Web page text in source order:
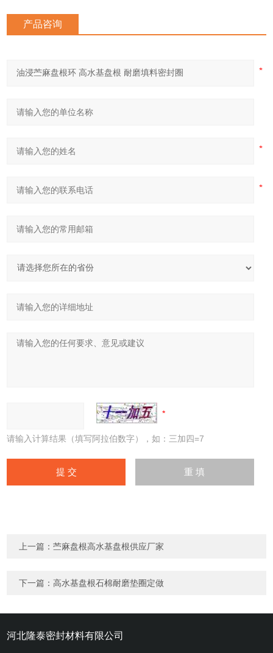
产品咨询
请输入计算结果（填写阿拉伯数字），如：三加四=7
上一篇：苎麻盘根高水基盘根供应厂家
下一篇：高水基盘根石棉耐磨垫圈定做
河北隆泰密封材料有限公司